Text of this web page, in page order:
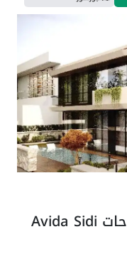
ما هي أنواع الوحدات ومساحات Avida Sidi